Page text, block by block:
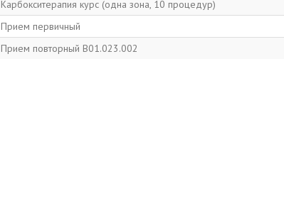
Карбокситерапия курс (одна зона, 10 процедур)
Прием первичный
Прием повторный B01.023.002